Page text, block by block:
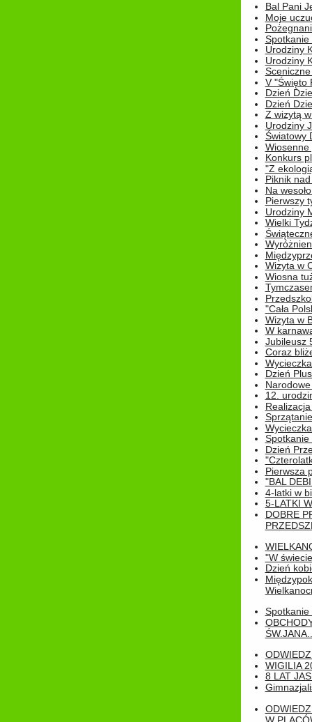
Bal Pani
Moje
Spotkanie
Urodziny
Urodziny
V "Święto
Dzień
Dzień
Z wizytą
Urodziny
Światowy
Wiosenne
Konkurs
"Z
Piknik
Na
Pierwszy
Urodziny
Wielki
Wizyta w
Wiosna
"Cała
Wizyta w
W
Jubileusz
Coraz
Dzień
12.
Spotkanie
Dzień
Pierwsza
"BAL
4-latki w
5-LATKI
DOBRE
"W
Dzień
Spotkanie
WIGILIA
8 LAT